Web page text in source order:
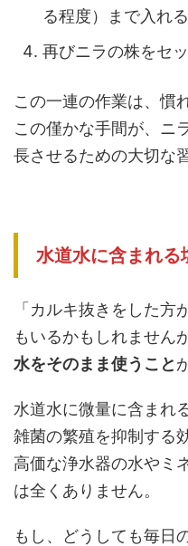
る程度）まで入れる
再びニラの株をセッ
この一連の作業は、慣
この僅かな手間が、ニ
長させるための大切な
水道水に含まれる
「カルキ抜きをした
もいるかもしれません
水をそのまま使うこと
水道水に微量に含まれ
雑菌の繁殖を抑制する
高価な浄水器の水やミ
は全くありません。
もし、どうしても毎日